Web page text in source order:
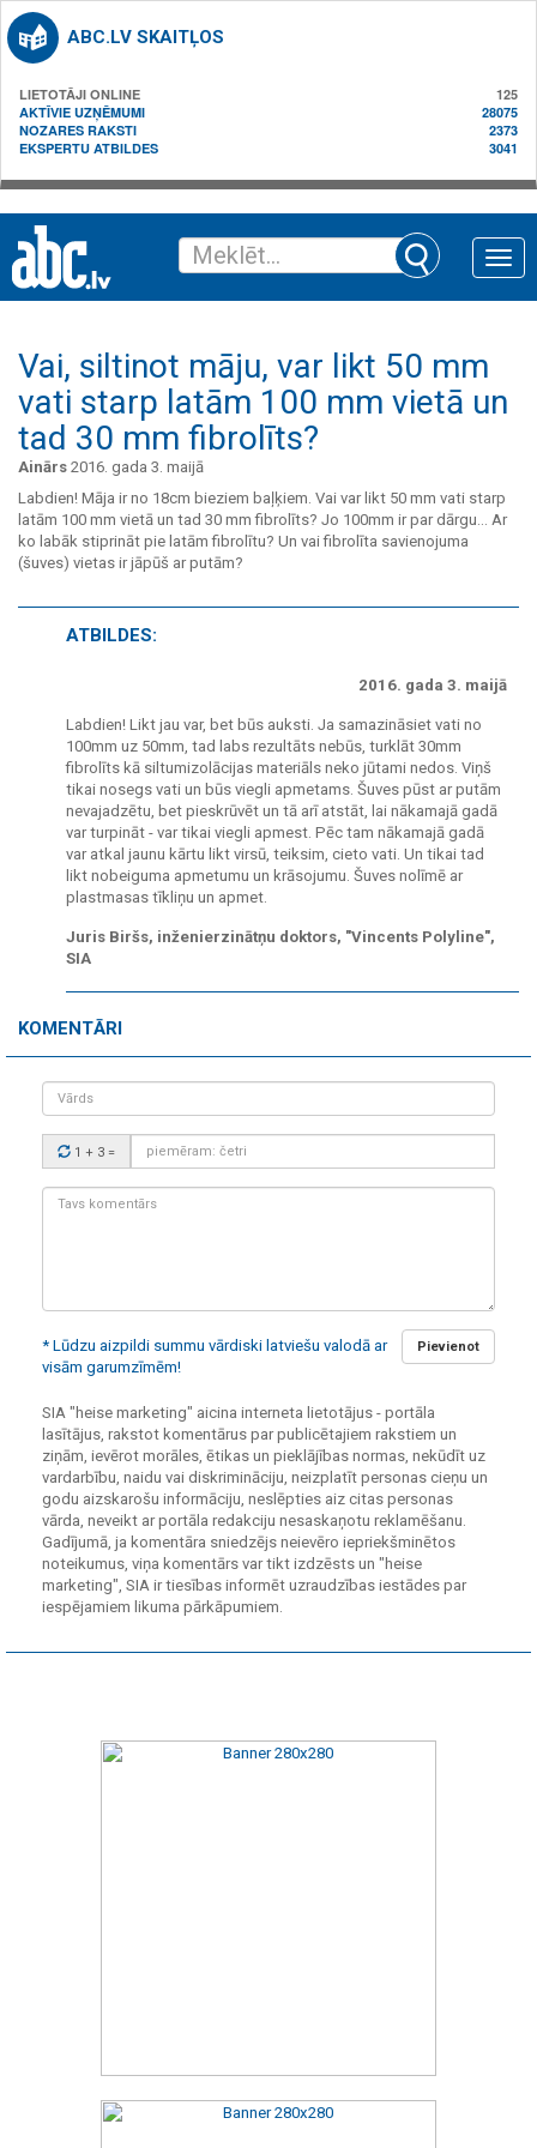
ABC.LV SKAITĻOS
LIETOTĀJI ONLINE
125
AKTĪVIE UZŅĒMUMI
28075
NOZARES RAKSTI
2373
EKSPERTU ATBILDES
3041
Toggle
Vai, siltinot māju, var likt 50 mm
vati starp latām 100 mm vietā un
tad 30 mm fibrolīts?
Ainārs 2016. gada 3. maijā
Labdien! Māja ir no 18cm bieziem baļķiem. Vai var likt 50 mm vati starp
latām 100 mm vietā un tad 30 mm fibrolīts? Jo 100mm ir par dārgu... Ar
ko labāk stiprināt pie latām fibrolītu? Un vai fibrolīta savienojuma
(šuves) vietas ir jāpūš ar putām?
ATBILDES:
2016. gada 3. maijā
Labdien! Likt jau var, bet būs auksti. Ja samazināsiet vati no
100mm uz 50mm, tad labs rezultāts nebūs, turklāt 30mm
fibrolīts kā siltumizolācijas materiāls neko jūtami nedos. Viņš
tikai nosegs vati un būs viegli apmetams. Šuves pūst ar putām
nevajadzētu, bet pieskrūvēt un tā arī atstāt, lai nākamajā gadā
var turpināt - var tikai viegli apmest. Pēc tam nākamajā gadā
var atkal jaunu kārtu likt virsū, teiksim, cieto vati. Un tikai tad
likt nobeiguma apmetumu un krāsojumu. Šuves nolīmē ar
plastmasas tīkliņu un apmet.
Juris Biršs, inženierzinātņu doktors, "Vincents Polyline",
SIA
KOMENTĀRI
Vārds
Drošības
kods:
1 + 3 =
Tavs
Pievienot
* Lūdzu aizpildi summu vārdiski latviešu valodā ar
visām garumzīmēm!
SIA "heise marketing" aicina interneta lietotājus - portāla
lasītājus, rakstot komentārus par publicētajiem rakstiem un
ziņām, ievērot morāles, ētikas un pieklājības normas, nekūdīt uz
vardarbību, naidu vai diskrimināciju, neizplatīt personas cieņu un
godu aizskarošu informāciju, neslēpties aiz citas personas
vārda, neveikt ar portāla redakciju nesaskaņotu reklamēšanu.
Gadījumā, ja komentāra sniedzējs neievēro iepriekšminētos
noteikumus, viņa komentārs var tikt izdzēsts un "heise
marketing", SIA ir tiesības informēt uzraudzības iestādes par
iespējamiem likuma pārkāpumiem.